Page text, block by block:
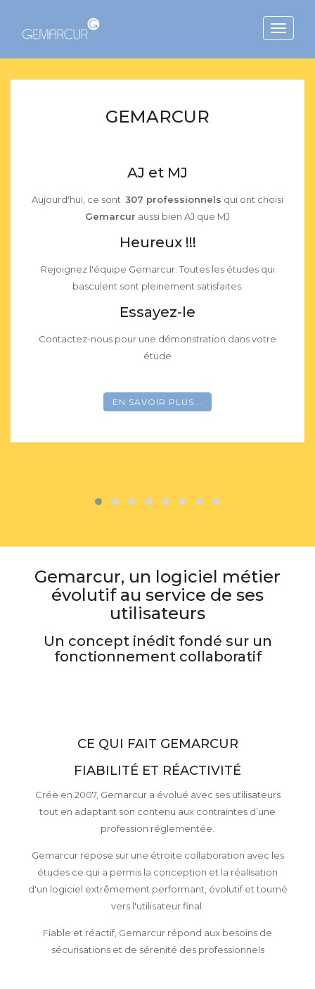
Toggle
GEMARCUR
AJ et MJ
Aujourd'hui, ce sont 307 professionnels qui ont choisi
Gemarcur aussi bien AJ que MJ
Heureux !!!
Rejoignez l'équipe Gemarcur. Toutes les études qui
basculent sont pleinement satisfaites.
Essayez-le
Contactez-nous pour une démonstration dans votre
étude
EN SAVOIR PLUS...
Gemarcur, un logiciel métier
évolutif au service de ses
utilisateurs
Un concept inédit fondé sur un
fonctionnement collaboratif
CE QUI FAIT GEMARCUR
FIABILITÉ ET RÉACTIVITÉ
Crée en 2007, Gemarcur a évolué avec ses utilisateurs
tout en adaptant son contenu aux contraintes d’une
profession réglementée.
Gemarcur repose sur une étroite collaboration avec les
études ce qui a permis la conception et la réalisation
d'un logiciel extrêmement performant, évolutif et tourné
vers l'utilisateur final.
Fiable et réactif, Gemarcur répond aux besoins de
sécurisations et de sérenité des professionnels